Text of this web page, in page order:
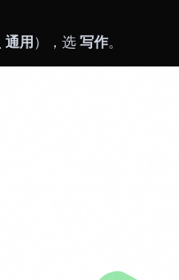
通用 ），选 写作。